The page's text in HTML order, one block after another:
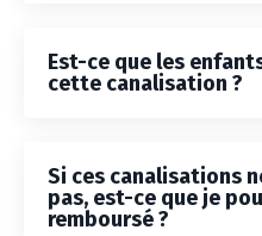
Est-ce que les
cette canalisation ?
Si ces canalisations
pas, est-ce que je
remboursé ?